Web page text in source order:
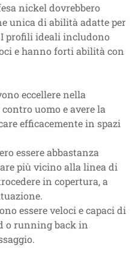
nickel dovrebbero
unica di abilità adatte per
profili ideali includono
e hanno forti abilità con
eccellere nella
uomo e avere la
efficacemente in spazi
essere abbastanza
più vicino alla linea di
in copertura, a
essere veloci e capaci di
o running back in